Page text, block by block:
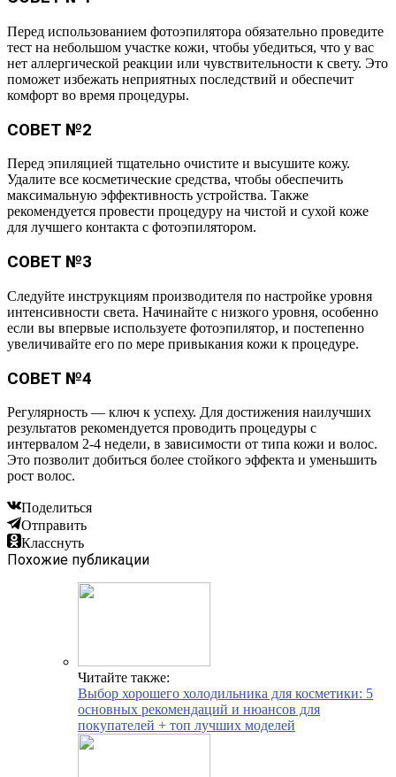
Перед использованием фотоэпилятора обязательно проведите
тест на небольшом участке кожи, чтобы убедиться, что у вас
нет аллергической реакции или чувствительности к свету. Это
поможет избежать неприятных последствий и обеспечит
комфорт во время процедуры.
СОВЕТ №2
Перед эпиляцией тщательно очистите и высушите кожу.
Удалите все косметические средства, чтобы обеспечить
максимальную эффективность устройства. Также
рекомендуется провести процедуру на чистой и сухой коже
для лучшего контакта с фотоэпилятором.
СОВЕТ №3
Следуйте инструкциям производителя по настройке уровня
интенсивности света. Начинайте с низкого уровня, особенно
если вы впервые используете фотоэпилятор, и постепенно
увеличивайте его по мере привыкания кожи к процедуре.
СОВЕТ №4
Регулярность — ключ к успеху. Для достижения наилучших
результатов рекомендуется проводить процедуры с
интервалом 2-4 недели, в зависимости от типа кожи и волос.
Это позволит добиться более стойкого эффекта и уменьшить
рост волос.
Поделиться
Отправить
Класснуть
Похожие публикации
Читайте также:
Выбор хорошего холодильника для косметики: 5
основных рекомендаций и нюансов для
покупателей + топ лучших моделей